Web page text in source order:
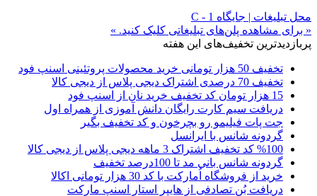
محل تبلیغات | جایگاه C - 1
« برای مشاهده پلن‌های تبلیغاتی کلیک کنید. »
پربازدیدترین تخفیف‌های این هفته
تخفیف 50 هزار تومانی خرید محصولات پروتئینی اسنپ فود
تخفیف 70 درصدی اشتراک دیجی پلاس از دیجی کالا
15 هزار تومان کد تخفیف خرید نان از اسنپ فود
دریافت سیم کارت رایگان دانش آموزی از همراه اول
جت پات فیلیمو رو بچرخون و کد تخفیف بگیر
گردونه شانس با ایرانسل
%100 کد تخفیف اشتراک 3 ماهه دیجی پلاس از دیجی کالا
گردونه شانس بانی مد تا 100درصد تخفیف
خرید از فروشگاه اُمارکت با کد 30 هزار تومانی اکالا
دریافت بُن تصادفی از هایپر استار اسنپ مارکت